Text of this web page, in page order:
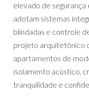
elevado de
adotam sistemas
blindadas e controle
projeto arquitetônico
apartamentos de
isolamento acústico,
tranquilidade e